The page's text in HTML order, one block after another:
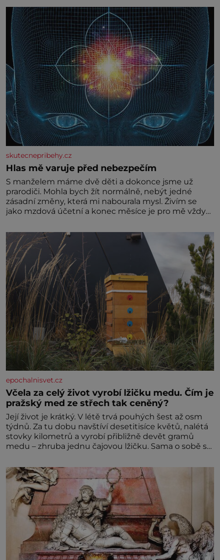
skutecnepribehy.cz
Hlas mě varuje před nebezpečím
S manželem máme dvě děti a dokonce jsme už
prarodiči. Mohla bych žít normálně, nebýt jedné
zásadní změny, která mi nabourala mysl. Živím se
jako mzdová účetní a konec měsíce je pro mě vždy
máme vnoučata, mi dcera čím dál častěji volá o
pomoc, co se hlídání týče. Dalo by se
epochalnisvet.cz
Včela za celý život vyrobí lžičku medu. Čím je
pražský med ze střech tak ceněný?
Její život je krátký. V létě trvá pouhých šest až osm
týdnů. Za tu dobu navštíví desetitisíce květů, nalétá
stovky kilometrů a vyrobí přibližně devět gramů
medu – zhruba jednu čajovou lžičku. Sama o sobě se
dalšími desítkami tisíc příslušnic svého včelstva,
vznikne jeden z nejdokonalejších organismů